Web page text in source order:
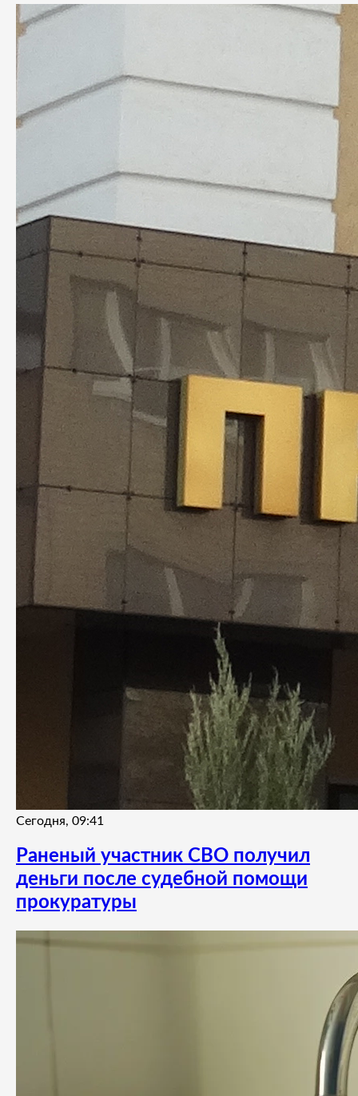
Сегодня, 09:41
Раненый участник СВО получил
деньги после судебной помощи
прокуратуры